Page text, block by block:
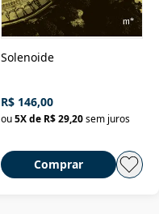
Solenoide
R$ 146,00
ou 5X de R$ 29,20 sem juros
Comprar